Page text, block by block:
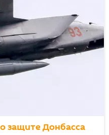
защите Донбасса